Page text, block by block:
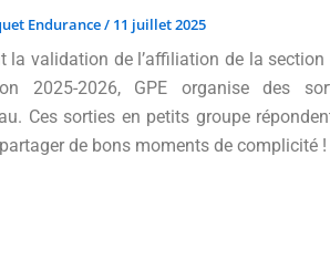
Endurance/ 11 juillet 2025
la validation de l’affiliation de la
2025-2026, GPE organise des
Ces sorties en petits groupe
de bons moments de complicité !